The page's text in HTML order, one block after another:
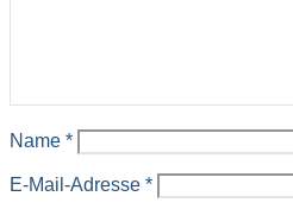
Name *
E-Mail-Adresse *